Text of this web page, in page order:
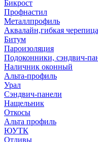
Бикрост
Профнастил
Металлпрофиль
Аквалайн,гибкая черепица
Битум
Пароизоляция
Подоконники, сэндвич-
Наличник оконный
Альта-профиль
Урал
Сэндвич-панели
Нащельник
Откосы
Альта профиль
ЮУТК
Отливы